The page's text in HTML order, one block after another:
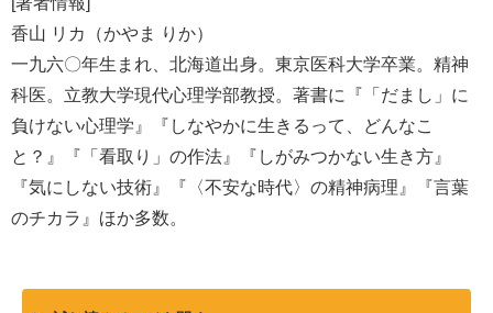
香山 リカ（かやま りか）
一九六〇年生まれ、北海道出身。東京医科大学卒業。精神
科医。立教大学現代心理学部教授。著書に『「だまし」に
負けない心理学』『しなやかに生きるって、どんなこ
と？』『「看取り」の作法』『しがみつかない生き方』
『気にしない技術』『〈不安な時代〉の精神病理』『言葉
のチカラ』ほか多数。